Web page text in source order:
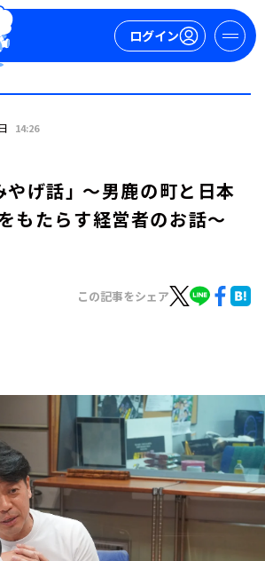
ログイン
ッズ
14:26
やげ話」 ～男鹿の町と日本
もたらす経営者のお話～
この記事をシェア